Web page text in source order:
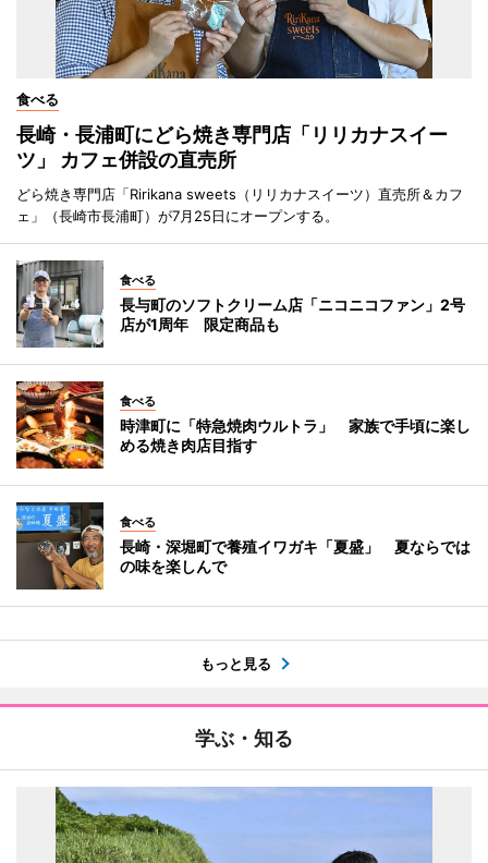
食べる
長崎・長浦町にどら焼き専門店「リリカナスイー
ツ」 カフェ併設の直売所
どら焼き専門店「Ririkana sweets（リリカナスイーツ）直売所＆カフ
ェ」（長崎市長浦町）が7月25日にオープンする。
食べる
長与町のソフトクリーム店「ニコニコファン」2号
店が1周年 限定商品も
食べる
時津町に「特急焼肉ウルトラ」 家族で手頃に楽し
める焼き肉店目指す
食べる
長崎・深堀町で養殖イワガキ「夏盛」 夏ならでは
の味を楽しんで
もっと見る
学ぶ・知る